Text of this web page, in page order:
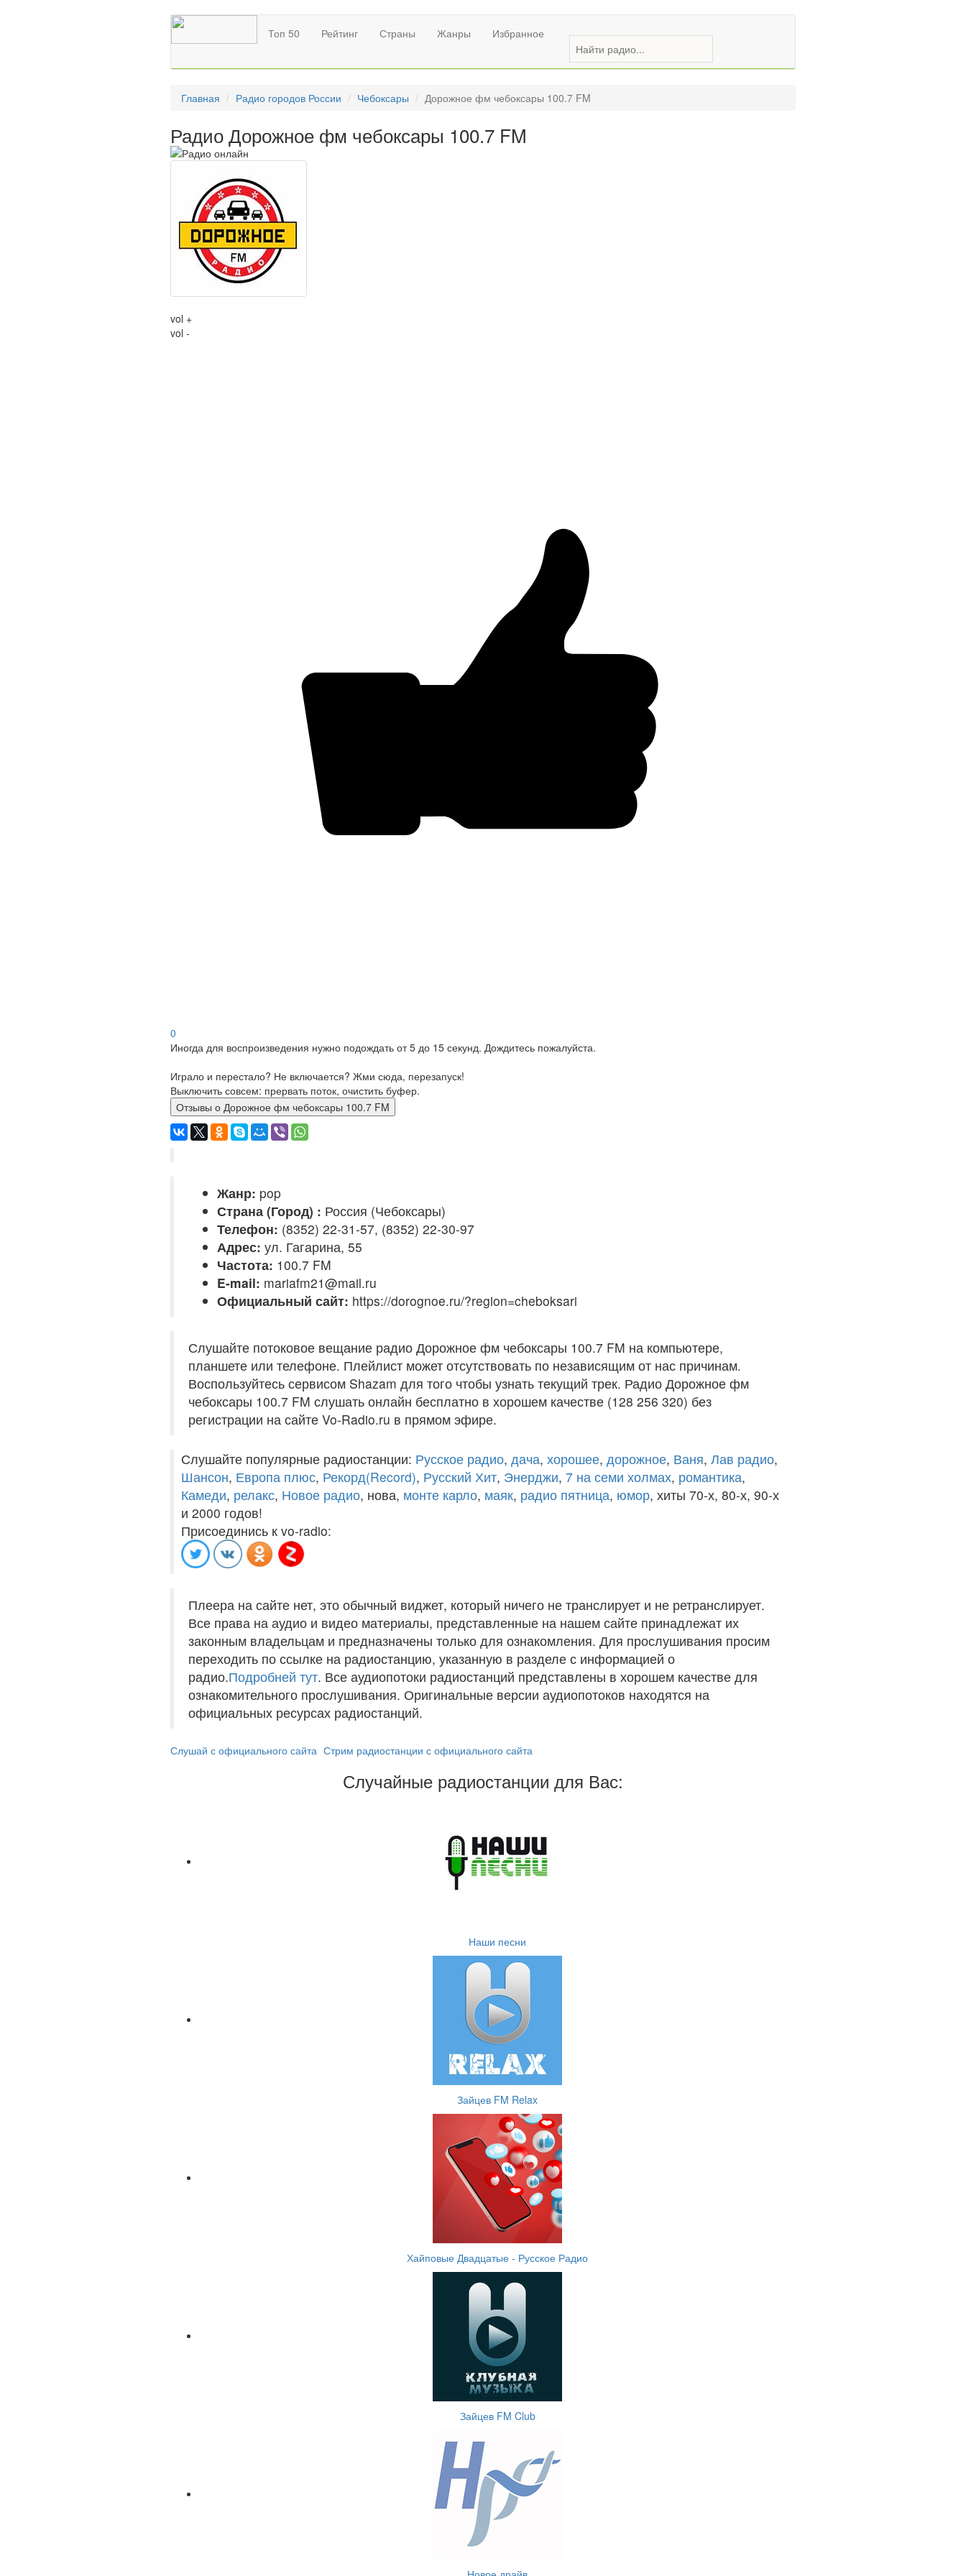
Топ 50 Рейтинг Страны Жанры Избранное
Главная Радио городов России Чебоксары Дорожное фм чебоксары 100.7 FM
Радио Дорожное фм чебоксары 100.7 FM
vol +
vol -
0
Иногда для воспроизведения нужно подождать от 5 до 15 секунд. Дождитесь пожалуйста.
Играло и перестало? Не включается? Жми сюда, перезапуск!
Выключить совсем: прервать поток, очистить буфер.
Отзывы о Дорожное фм чебоксары 100.7 FM
Жанр: pop
Страна (Город) : Россия (Чебоксары)
Телефон: (8352) 22-31-57, (8352) 22-30-97
Адрес: ул. Гагарина, 55
Частота: 100.7 FM
E-mail: mariafm21@mail.ru
Официальный сайт: https://dorognoe.ru/?region=cheboksari
Слушайте потоковое вещание радио Дорожное фм чебоксары 100.7 FM на компьютере,
планшете или телефоне. Плейлист может отсутствовать по независящим от нас причинам.
Воспользуйтесь сервисом Shazam для того чтобы узнать текущий трек. Радио Дорожное фм
чебоксары 100.7 FM слушать онлайн бесплатно в хорошем качестве (128 256 320) без
регистрации на сайте Vo-Radio.ru в прямом эфире.
Слушайте популярные радиостанции: Русское радио, дача, хорошее, дорожное, Ваня, Лав радио,
Шансон, Европа плюс, Рекорд(Record), Русский Хит, Энерджи, 7 на семи холмах, романтика,
Камеди, релакс, Новое радио, нова, монте карло, маяк, радио пятница, юмор, хиты 70-х, 80-х, 90-х
и 2000 годов!
Присоединись к vo-radio:
Плеера на сайте нет, это обычный виджет, который ничего не транслирует и не ретранслирует.
Все права на аудио и видео материалы, представленные на нашем сайте принадлежат их
законным владельцам и предназначены только для ознакомления. Для прослушивания просим
переходить по ссылке на радиостанцию, указанную в разделе с информацией о
радио.Подробней тут. Все аудиопотоки радиостанций представлены в хорошем качестве для
ознакомительного прослушивания. Оригинальные версии аудиопотоков находятся на
официальных ресурсах радиостанций.
Слушай с официального сайта Стрим радиостанции с официального сайта
Случайные радиостанции для Вас:
Наши песни
Зайцев FM Relax
Хайповые Двадцатые - Русское Радио
Зайцев FM Club